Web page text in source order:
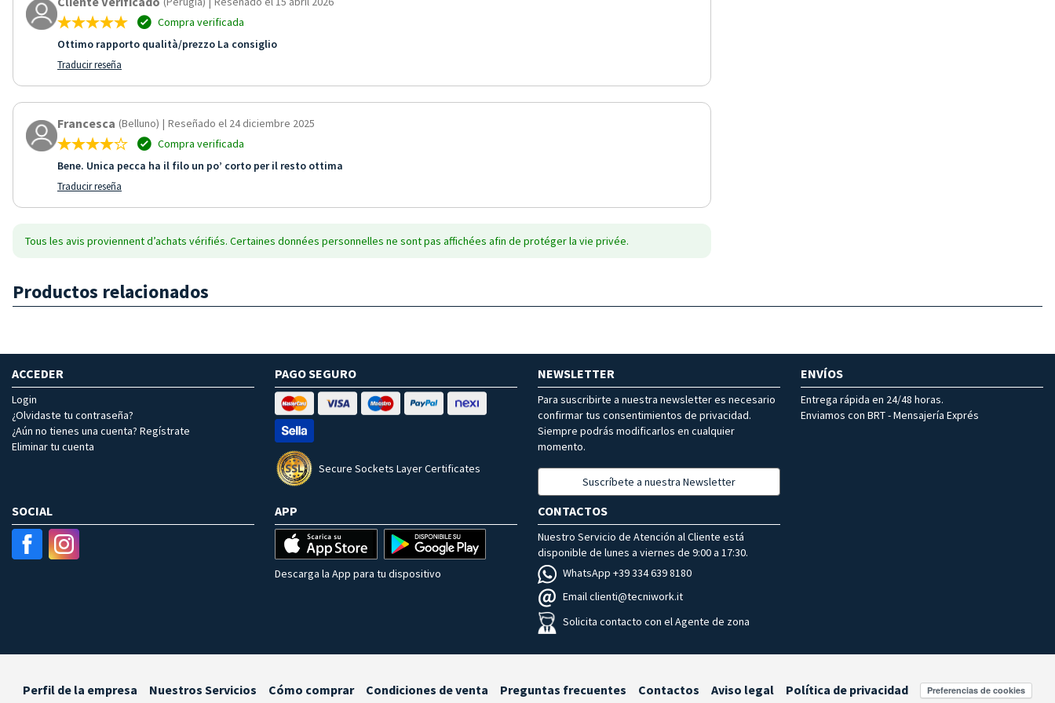
Compra verificada
Ottimo rapporto qualità/prezzo La consiglio
Traducir reseña
Francesca (Belluno) | Reseñado el 24 diciembre 2025
Compra verificada
Bene. Unica pecca ha il filo un po’ corto per il resto ottima
Traducir reseña
Tous les avis proviennent d’achats vérifiés. Certaines données personnelles ne sont pas affichées afin de protéger la vie privée.
Productos relacionados
ACCEDER
Login
¿Olvidaste tu contraseña?
¿Aún no tienes una cuenta? Regístrate
Eliminar tu cuenta
PAGO SEGURO
Secure Sockets Layer Certificates
NEWSLETTER
Para suscribirte a nuestra newsletter es necesario
confirmar tus consentimientos de privacidad.
Siempre podrás modificarlos en cualquier
momento.
Suscríbete a nuestra Newsletter
ENVÍOS
Entrega rápida en 24/48 horas.
Enviamos con BRT - Mensajería Exprés
SOCIAL APP
Descarga la App para tu dispositivo
CONTACTOS
Nuestro Servicio de Atención al Cliente está
disponible de lunes a viernes de 9:00 a 17:30.
WhatsApp +39 334 639 8180
Email clienti@tecniwork.it
Solicita contacto con el Agente de zona
Perfil de la empresa Nuestros Servicios Cómo comprar Condiciones de venta Preguntas frecuentes Contactos Aviso legal Política de privacidad Preferencias de cookies